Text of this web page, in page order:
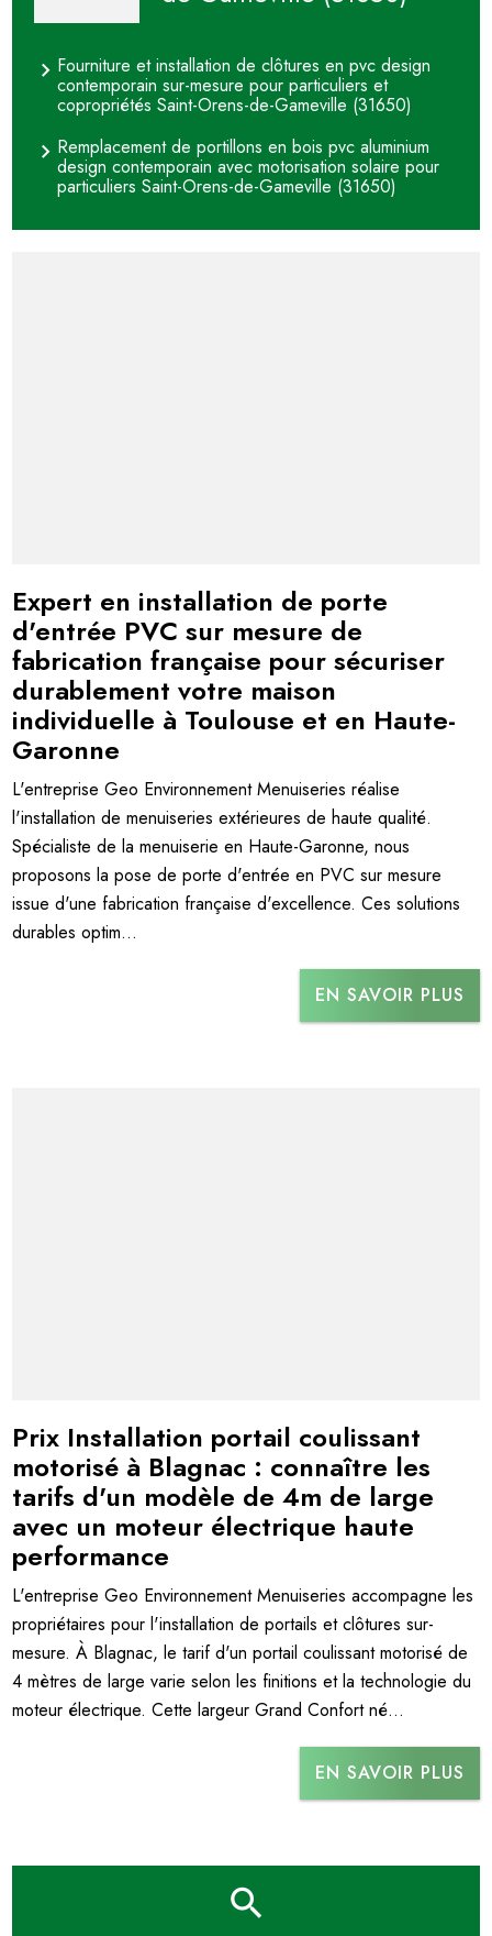
Fourniture et installation de clôtures en pvc design
contemporain sur-mesure pour particuliers et
copropriétés Saint-Orens-de-Gameville (31650)
Remplacement de portillons en bois pvc aluminium
design contemporain avec motorisation solaire pour
particuliers Saint-Orens-de-Gameville (31650)
Expert en installation de porte
d'entrée PVC sur mesure de
fabrication française pour sécuriser
durablement votre maison
individuelle à Toulouse et en Haute-
Garonne
L'entreprise Geo Environnement Menuiseries réalise
l'installation de menuiseries extérieures de haute qualité.
Spécialiste de la menuiserie en Haute-Garonne, nous
proposons la pose de porte d'entrée en PVC sur mesure
issue d'une fabrication française d'excellence. Ces solutions
durables optim...
EN SAVOIR PLUS
Prix Installation portail coulissant
motorisé à Blagnac : connaître les
tarifs d'un modèle de 4m de large
avec un moteur électrique haute
performance
L'entreprise Geo Environnement Menuiseries accompagne les
propriétaires pour l'installation de portails et clôtures sur-
mesure. À Blagnac, le tarif d'un portail coulissant motorisé de
4 mètres de large varie selon les finitions et la technologie du
moteur électrique. Cette largeur Grand Confort né...
EN SAVOIR PLUS